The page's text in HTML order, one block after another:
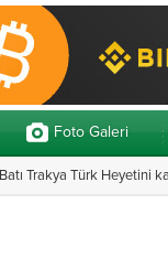
Foto Galeri
Trakya Türk Heyetini